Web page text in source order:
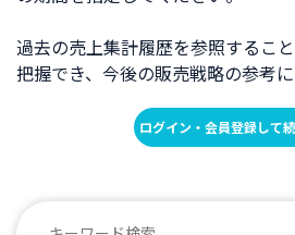
過去の売上集計履歴を参照するこ
把握でき、今後の販売戦略の参考に
ログイン・会員登録して